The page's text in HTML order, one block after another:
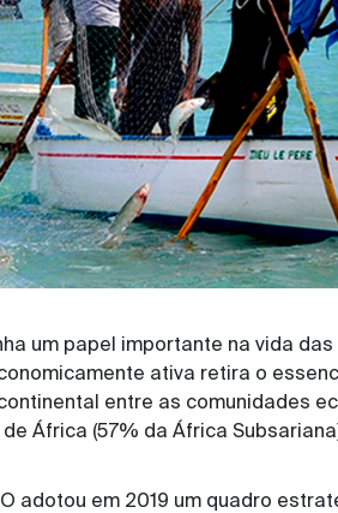
um papel importante na vida
ativa retira o
entre as comunidades
África (57% da África
adotou em 2019 um quadro